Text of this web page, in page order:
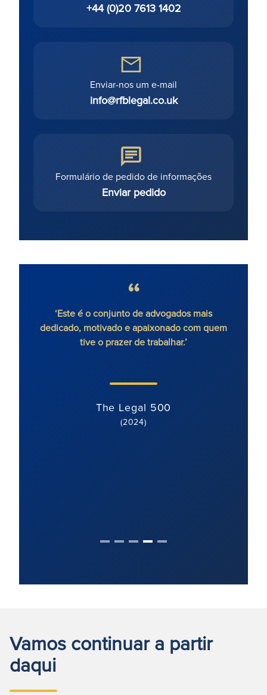
+44 (0)20 7613 1402
Enviar-nos um e-mail
info@rfblegal.co.uk
Formulário de pedido de informações
Enviar pedido
‘Este é o conjunto de advogados mais
dedicado, motivado e apaixonado com quem
tive o prazer de trabalhar.’
The Legal 500
(2024)
Vamos continuar a partir
daqui